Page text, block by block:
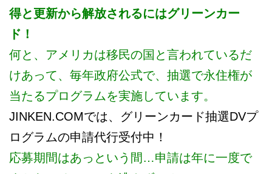
得と更新から解放されるにはグリーンカー
ド！
何と、アメリカは移民の国と言われているだ
けあって、毎年政府公式で、抽選で永住権が
当たるプログラムを実施しています。
JINKEN.COMでは、グリーンカード抽選DVプ
ログラムの申請代行受付中！
応募期間はあっという間…申請は年に一度で